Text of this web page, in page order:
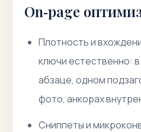
On‑page
Плотность и
ключи естественно: в
абзаце, одном
фото, анкорах
Сниппеты и